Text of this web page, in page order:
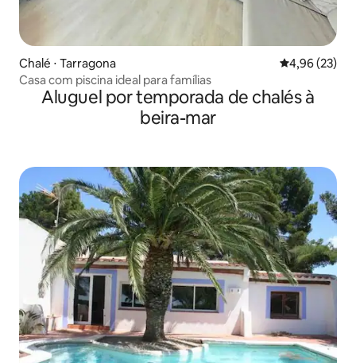
Chalé ⋅ Tarragona 4,96 de uma
4,96 (23)
Casa com piscina ideal para famílias
Aluguel por temporada de chalés à
beira-mar